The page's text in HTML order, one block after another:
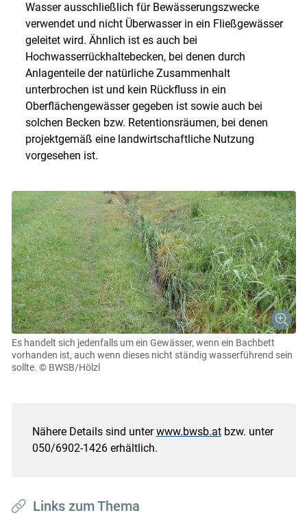
Wasser ausschließlich für Bewässerungszwecke
verwendet und nicht Überwasser in ein Fließgewässer
geleitet wird. Ähnlich ist es auch bei
Hochwasserrückhaltebecken, bei denen durch
Anlagenteile der natürliche Zusammenhalt
unterbrochen ist und kein Rückfluss in ein
Oberflächengewässer gegeben ist sowie auch bei
solchen Becken bzw. Retentionsräumen, bei denen
projektgemäß eine landwirtschaftliche Nutzung
vorgesehen ist.
Es handelt sich jedenfalls um ein Gewässer, wenn ein Bachbett
vorhanden ist, auch wenn dieses nicht ständig wasserführend sein
sollte. © BWSB/Hölzl
Nähere Details sind unterwww.bwsb.atbzw. unter
050/6902-1426 erhältlich.
Links zum Thema